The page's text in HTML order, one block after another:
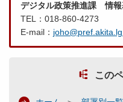
デジタル政策推進課 情報
TEL：018-860-4273
E-mail：
この